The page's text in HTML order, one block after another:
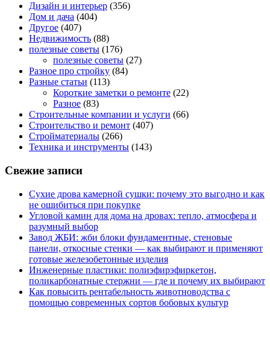
Дизайн и интерьер (356)
Дом и дача (404)
Другое (407)
Недвижимость (88)
полезные советы (176)
полезные советы (27)
Разное про стройку (84)
Разные статьи (113)
Короткие заметки о ремонте (22)
Разное (83)
Строительные компании и услуги (66)
Строительство и ремонт (407)
Стройматериалы (266)
Техника и инструменты (143)
Свежие записи
Сухие дрова камерной сушки: почему это выгодно и как
не ошибиться при покупке
Угловой камин для дома на дровах: тепло, атмосфера и
разумный выбор
Завод ЖБИ: жби блоки фундаментные, стеновые
панели, откосные стенки — как выбирают и применяют
готовые железобетонные изделия
Инженерные пластики: полиэфирэфиркетон,
поликарбонатные стержни — где и почему их выбирают
Как повысить рентабельность животноводства с
помощью современных сортов бобовых культур